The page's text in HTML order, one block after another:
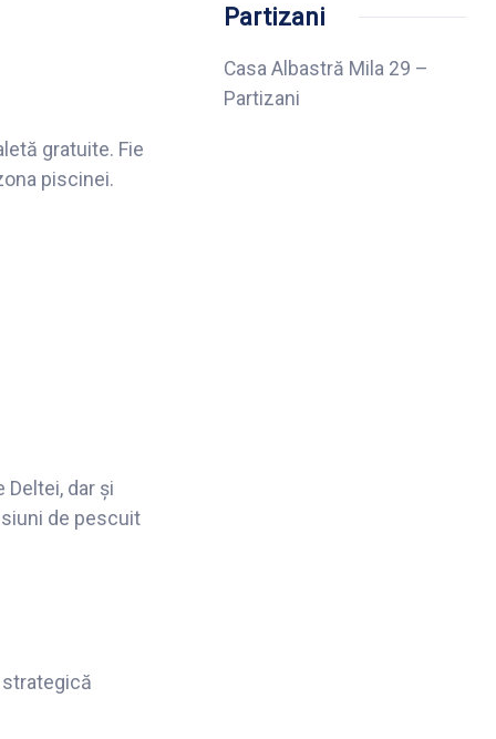
gratuite. Fie
piscinei.
dar și
de pescuit
Partizani
Casa Albastră Mila 29 –
Partizani